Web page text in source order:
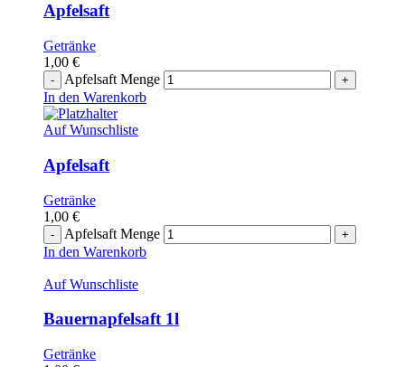
Apfelsaft
Getränke
1,00 €
Apfelsaft Menge
In den Warenkorb
Auf Wunschliste
Apfelsaft
Getränke
1,00 €
Apfelsaft Menge
In den Warenkorb
Auf Wunschliste
Bauernapfelsaft 1l
Getränke